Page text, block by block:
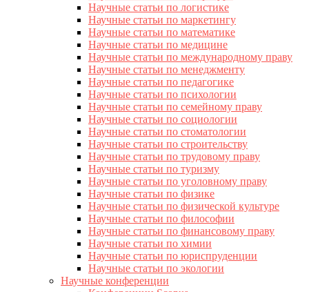
Научные статьи по логистике
Научные статьи по маркетингу
Научные статьи по математике
Научные статьи по медицине
Научные статьи по международному праву
Научные статьи по менеджменту
Научные статьи по педагогике
Научные статьи по психологии
Научные статьи по семейному праву
Научные статьи по социологии
Научные статьи по стоматологии
Научные статьи по строительству
Научные статьи по трудовому праву
Научные статьи по туризму
Научные статьи по уголовному праву
Научные статьи по физике
Научные статьи по физической культуре
Научные статьи по философии
Научные статьи по финансовому праву
Научные статьи по химии
Научные статьи по юриспруденции
Научные статьи по экологии
Научные конференции